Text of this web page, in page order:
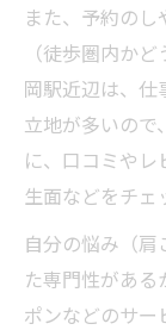
また、予約の
（徒歩圏内か
岡駅近辺は、仕
立地が多いので
に、口コミや
生面などをチェ
自分の悩み（
た専門性があ
ポンなどのサー